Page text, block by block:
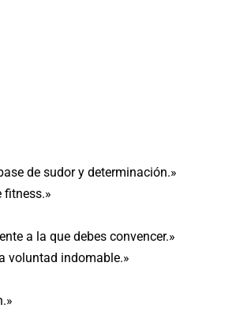
de sudor y determinación.»
fitness.»
a la que debes convencer.»
voluntad indomable.»